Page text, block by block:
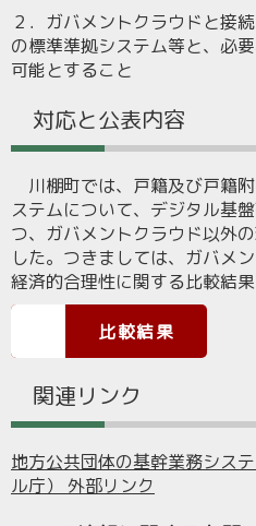
２．ガバメントクラウドと接
の標準準拠システム等と、必
可能とすること
対応と公表内容
川棚町では、戸籍及び戸籍
ステムについて、デジタル基
つ、ガバメントクラウド以外
した。つきましては、ガバメ
経済的合理性に関する比較結果
比較結果
関連リンク
地方公共団体の基幹業務シス
ル庁） 外部リンク